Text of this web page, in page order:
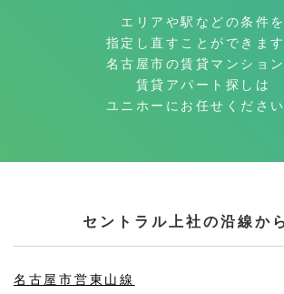
エリアや駅などの条件を
指定し直すことができます
名古屋市の賃貸マンション
賃貸アパート探しは
ユニホーにお任せください
セントラル上社の沿線か
名古屋市営東山線